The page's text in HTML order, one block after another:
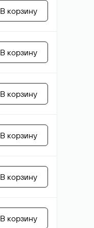
В корзину
В корзину
В корзину
В корзину
В корзину
В корзину